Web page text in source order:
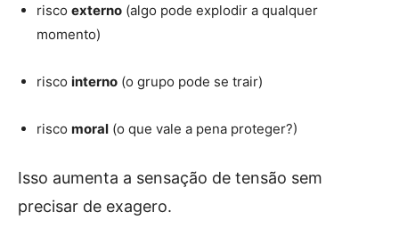
risco externo (algo pode explodir a qualquer
momento)
risco interno (o grupo pode se trair)
risco moral (o que vale a pena proteger?)
Isso aumenta a sensação de tensão sem
precisar de exagero.